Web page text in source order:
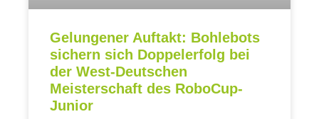
Gelungener Auftakt: Bohlebots
sichern sich Doppelerfolg bei
der West-Deutschen
Meisterschaft des RoboCup-
Junior